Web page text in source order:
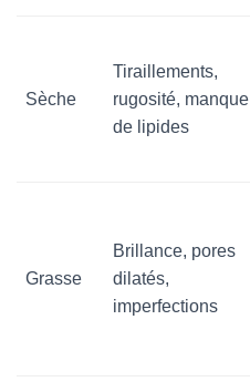
Sèche
Tiraillements,
rugosité, manque
de lipides
Grasse
Brillance, pores
dilatés,
imperfections